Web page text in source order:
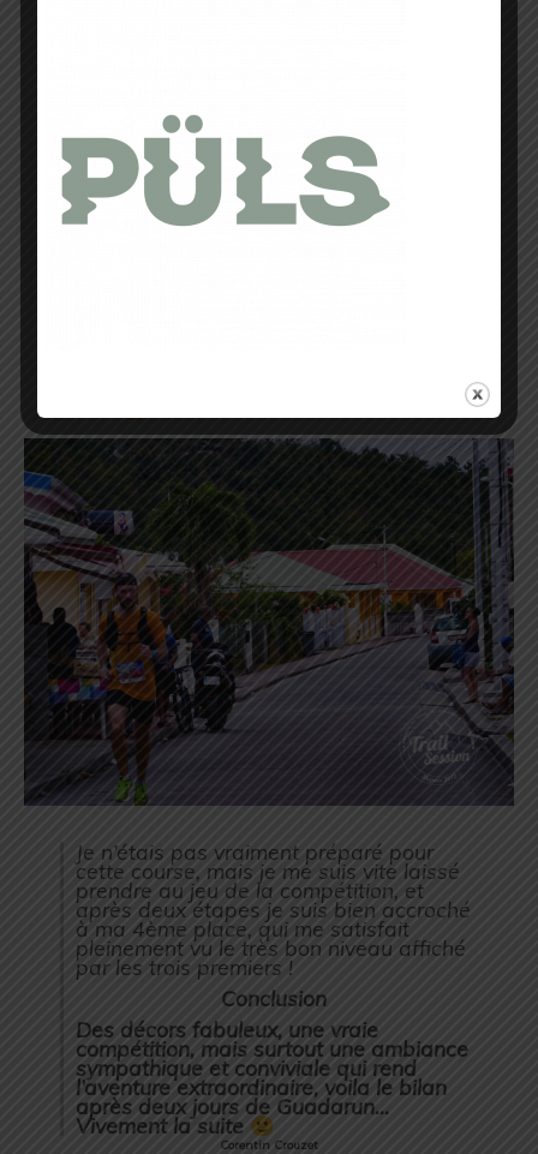
Au delà de cette ambiance, les décors
de la Guadarun sont assez
paradisiaques ! Malgré la chaleur, on ne
peut qu’apprécier ces passages en bord
de mer, au milieu de petits villages
Je n’étais pas vraiment préparé pour
cette course, mais je me suis vite laissé
prendre au jeu de la compétition, et
après deux étapes je suis bien accroché
à ma 4ème place, qui me satisfait
pleinement vu le très bon niveau affiché
par les trois premiers !
Conclusion
Des décors fabuleux, une vraie
compétition, mais surtout une ambiance
sympathique et conviviale qui rend
l’aventure extraordinaire, voila le bilan
après deux jours de Guadarun…
Vivement la suite
Corentin Crouzet